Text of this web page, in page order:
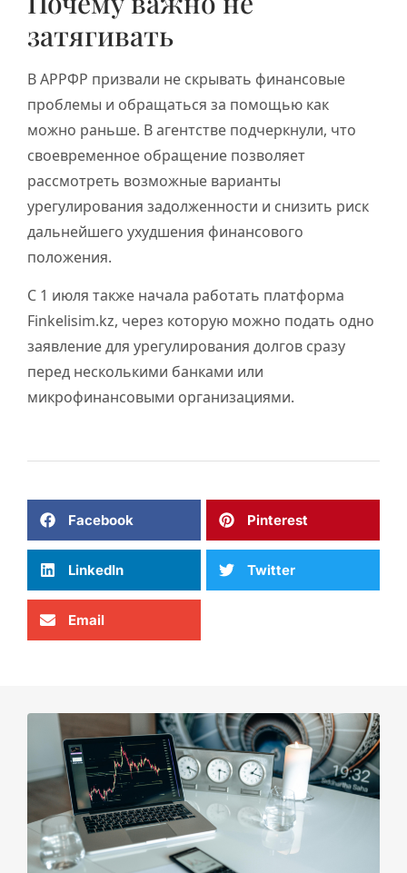
затягивать
В АРРФР призвали не скрывать финансовые
проблемы и обращаться за помощью как
можно раньше. В агентстве подчеркнули, что
своевременное обращение позволяет
рассмотреть возможные варианты
урегулирования задолженности и снизить риск
дальнейшего ухудшения финансового
положения.
С 1 июля также начала работать платформа
Finkelisim.kz, через которую можно подать одно
заявление для урегулирования долгов сразу
перед несколькими банками или
микрофинансовыми организациями.
Facebook Pinterest
LinkedIn Twitter
Email